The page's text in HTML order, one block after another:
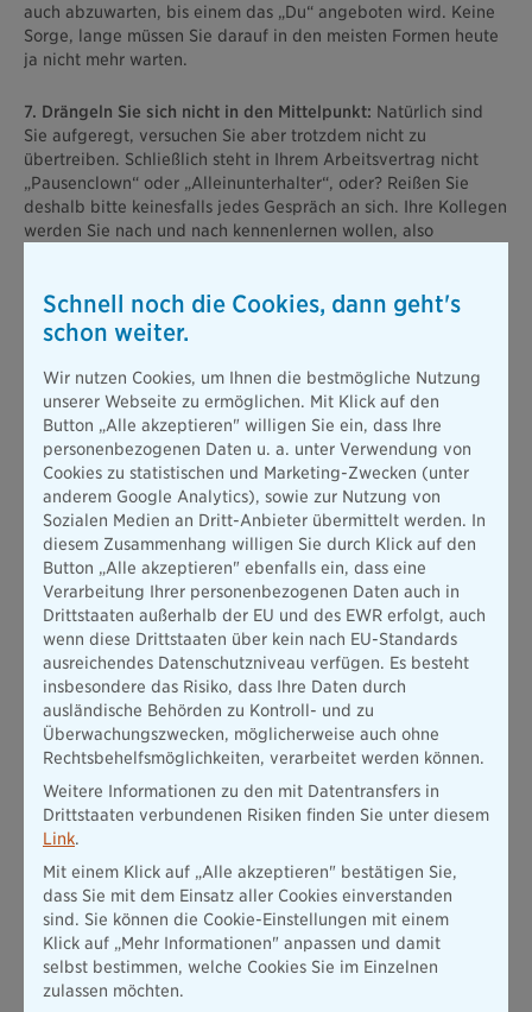
auch abzuwarten, bis einem das „Du“ angeboten wird. Keine
Sorge, lange müssen Sie darauf in den meisten Formen heute
ja nicht mehr warten.
7. Drängeln Sie sich nicht in den Mittelpunkt: Natürlich sind
Sie aufgeregt, versuchen Sie aber trotzdem nicht zu
übertreiben. Schließlich steht in Ihrem Arbeitsvertrag nicht
„Pausenclown“ oder „Alleinunterhalter“, oder? Reißen Sie
deshalb bitte keinesfalls jedes Gespräch an sich. Ihre Kollegen
werden Sie nach und nach kennenlernen wollen, also
8. Sparen Sie sich unpassende Beurteilungen:
zuhören! Kritische Kommentare zu Arbeitsabläufen, Kollegen
oder zur Chefetage sollten Sie sich unbedingt verkneifen.
Nach der kurzen Zeit können Sie schließlich noch gar kein
umfassendes Bild gewonnen haben. Lösungsvorschläge oder
innovative Ideen bei Herausforderungen sind aber immer
willkommen. Schließlich möchte Ihr Vorgesetzter ja auch
wissen, ob er sich mit der Wahl für Sie richtig entschieden hat.
9. Das Privatleben bleibt zu Hause:Daddeln am Handy,
soziale Netzwerke und private Telefongespräche sind erstmal
tabu. Das lenkt nur unnötig ab und gehört ohnehin nicht ins
Büro, sondern in den Feierabend. Auch die Kollegen sind sehr
glücklich, wenn sie nicht gleich an Tag zwei Ihr gesamtes
Privatleben erzählt bekommen. Und auch mit
Kontaktanfragen über Facebook und Co. sollten Sie erstmal
warten.
10. Bitten Sie um Feedback: Wenn Sie nach 30 Tagen um ein
erstes Feedback bitten, zeigen Sie Ihren Leistungswillen
gegenüber den Kollegen und dem Chef. In diesem Zeitraum
haben Sie die erste Einarbeitung hinter sich und konnten sich
vielleicht schon in aktuellen Projekten einbringen. Außerdem
können Sie auf diesem Weg ausloten, welche Erwartungen
schon in der Probezeit erfüllt werden sollten und gezielt
darauf hinarbeiten.
Schnell noch die Cookies, dann geht's
schon weiter.
Wir nutzen Cookies, um Ihnen die bestmögliche Nutzung
unserer Webseite zu ermöglichen. Mit Klick auf den
Button „Alle akzeptieren" willigen Sie ein, dass Ihre
personenbezogenen Daten u. a. unter Verwendung von
Cookies zu statistischen und Marketing-Zwecken (unter
anderem Google Analytics), sowie zur Nutzung von
Sozialen Medien an Dritt-Anbieter übermittelt werden. In
diesem Zusammenhang willigen Sie durch Klick auf den
Button „Alle akzeptieren" ebenfalls ein, dass eine
Verarbeitung Ihrer personenbezogenen Daten auch in
Drittstaaten außerhalb der EU und des EWR erfolgt, auch
wenn diese Drittstaaten über kein nach EU-Standards
ausreichendes Datenschutzniveau verfügen. Es besteht
insbesondere das Risiko, dass Ihre Daten durch
ausländische Behörden zu Kontroll- und zu
Überwachungszwecken, möglicherweise auch ohne
Rechtsbehelfsmöglichkeiten, verarbeitet werden können.
Weitere Informationen zu den mit Datentransfers in
Drittstaaten verbundenen Risiken finden Sie unter diesem
Link.
Mit einem Klick auf „Alle akzeptieren" bestätigen Sie,
dass Sie mit dem Einsatz aller Cookies einverstanden
sind. Sie können die Cookie-Einstellungen mit einem
Klick auf „Mehr Informationen" anpassen und damit
selbst bestimmen, welche Cookies Sie im Einzelnen
zulassen möchten.